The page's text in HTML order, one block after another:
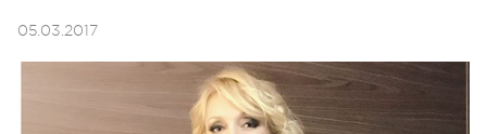
05.03.2017